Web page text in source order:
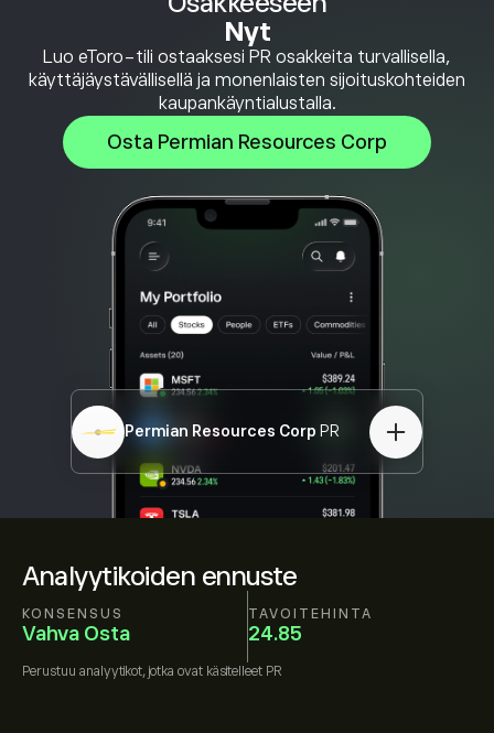
Analyytikoiden ennuste
KONSENSUS
Vahva Osta
TAVOITEHINTA
24.85
Perustuu analyytikot, jotka ovat käsitelleet PR
Nyt
Luo eToro-tili ostaaksesi PR osakkeita turvallisella,
käyttäjäystävällisellä ja monenlaisten sijoituskohteiden
kaupankäyntialustalla.
Osta Permian Resources Corp
Permian Resources Corp PR